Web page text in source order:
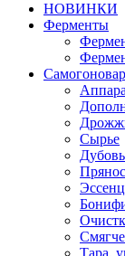
НОВИНКИ
Ферменты
Сырье
Тара,